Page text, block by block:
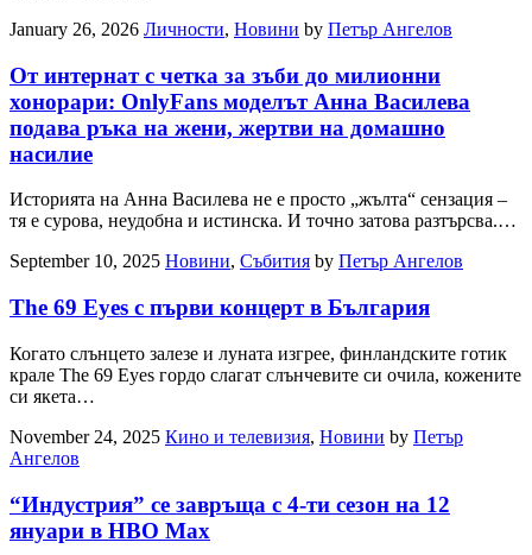
January 26, 2026 Личности, Новини by Петър Ангелов
От интернат с четка за зъби до милионни
хонорари: OnlyFans моделът Анна Василева
подава ръка на жени, жертви на домашно
насилие
Историята на Анна Василева не е просто „жълта“ сензация –
тя е сурова, неудобна и истинска. И точно затова разтърсва.…
September 10, 2025 Новини, Събития by Петър Ангелов
The 69 Eyes с първи концерт в България
Когато слънцето залезе и луната изгрее, финландските готик
крале The 69 Eyes гордо слагат слънчевите си очила, кожените
си якета…
November 24, 2025 Кино и телевизия, Новини by Петър
Ангелов
“Индустрия” се завръща с 4-ти сезон на 12
януари в HBO Max